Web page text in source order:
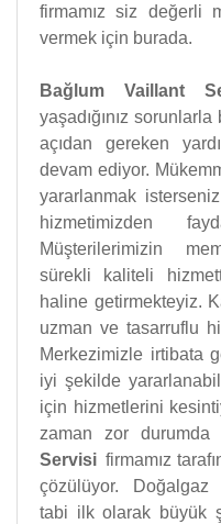
firmamız siz değerli
vermek için burada.
Bağlum
yaşadığınız
açıdan gereken
devam ediyor.
yararlanmak
hizmetimizden
Müşterilerimizin
sürekli kaliteli
haline getirmekteyiz.
uzman ve tasarruflu
Merkezimizle irtibata
iyi şekilde
için hizmetlerini
zaman zor durumda
Servisi firmamız
çözülüyor. Doğalgaz
tabi ilk olarak büyük